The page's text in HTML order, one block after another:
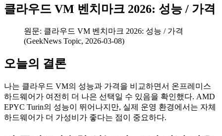
클라우드 VM 벤치마크 2026: 성능 / 가격
원문: 클라우드 VM 벤치마크 2026: 성능 / 가격
(GeekNews Topic, 2026-03-08)
오늘의 결론
나는 클라우드 VM의 성능과 가격을 비교하면서 온프레미스
하드웨어가 여전히 더 나은 선택일 수 있음을 확인했다. AMD
EPYC Turin의 성능이 뛰어나지만, 실제 운영 환경에서는 자체
하드웨어가 더 가성비가 좋다는 점이 중요하다.